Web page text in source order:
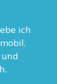
ich